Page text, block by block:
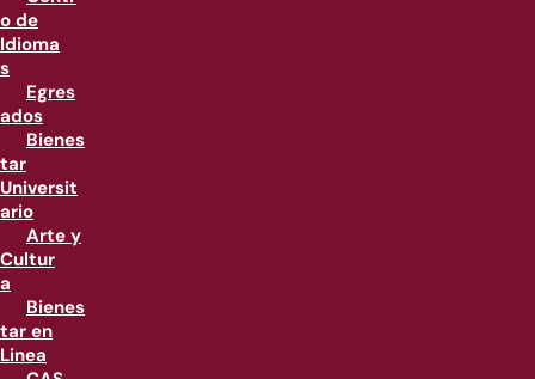
o de
Idioma
s
Egres
ados
Bienes
tar
Universit
ario
Arte y
Cultur
a
Bienes
tar en
Linea